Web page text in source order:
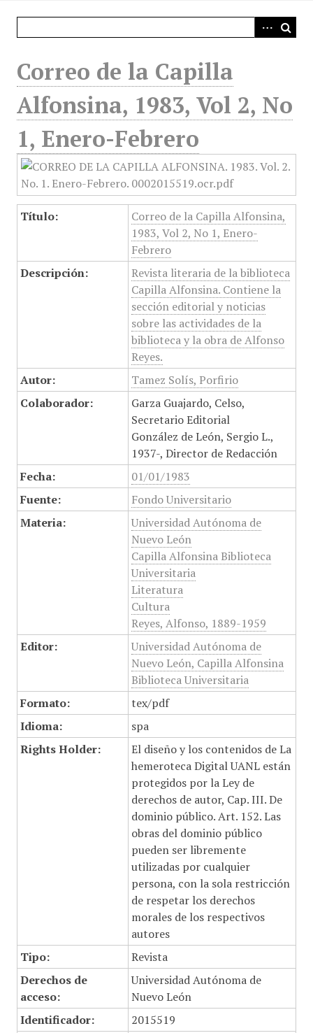
Correo de la Capilla
Alfonsina, 1983, Vol 2, No
1, Enero-Febrero
Título:
Correo de la Capilla Alfonsina,
1983, Vol 2, No 1, Enero-
Febrero
Descripción:
Revista literaria de la biblioteca
Capilla Alfonsina. Contiene la
sección editorial y noticias
sobre las actividades de la
biblioteca y la obra de Alfonso
Reyes.
Autor:
Tamez Solís, Porfirio
Colaborador:
Garza Guajardo, Celso,
Secretario Editorial
González de León, Sergio L.,
1937-, Director de Redacción
Fecha:
01/01/1983
Fuente:
Fondo Universitario
Materia:
Universidad Autónoma de
Nuevo León
Capilla Alfonsina Biblioteca
Universitaria
Literatura
Cultura
Reyes, Alfonso, 1889-1959
Editor:
Universidad Autónoma de
Nuevo León, Capilla Alfonsina
Biblioteca Universitaria
Formato:
tex/pdf
Idioma:
spa
Rights Holder:
El diseño y los contenidos de La
hemeroteca Digital UANL están
protegidos por la Ley de
derechos de autor, Cap. III. De
dominio público. Art. 152. Las
obras del dominio público
pueden ser libremente
utilizadas por cualquier
persona, con la sola restricción
de respetar los derechos
morales de los respectivos
autores
Tipo:
Revista
Derechos de
acceso:
Universidad Autónoma de
Nuevo León
Identificador:
2015519